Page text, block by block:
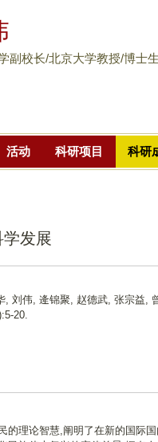
到
主
要
副校长/北京大学教授/博士
活动 科研项目 科研
发展
, 刘伟, 逄锦聚, 赵德武, 张宗益,
20.
的理论智慧,阐明了在新的国际